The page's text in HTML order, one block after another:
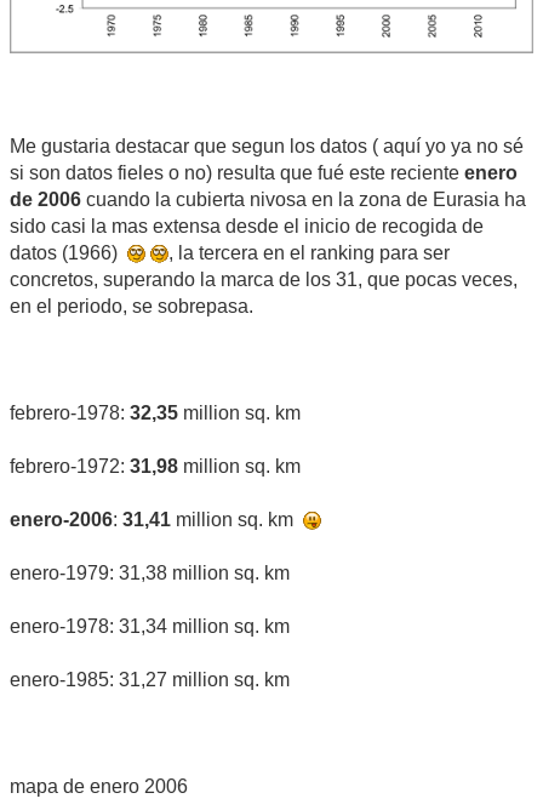
Me gustaria destacar que segun los datos ( aquí yo ya no sé
si son datos fieles o no) resulta que fué este reciente enero
de 2006 cuando la cubierta nivosa en la zona de Eurasia ha
sido casi la mas extensa desde el inicio de recogida de
datos (1966)
, la tercera en el ranking para ser
concretos, superando la marca de los 31, que pocas veces,
en el periodo, se sobrepasa.
febrero-1978: 32,35 million sq. km
febrero-1972: 31,98 million sq. km
enero-2006: 31,41 million sq. km
enero-1979: 31,38 million sq. km
enero-1978: 31,34 million sq. km
enero-1985: 31,27 million sq. km
mapa de enero 2006